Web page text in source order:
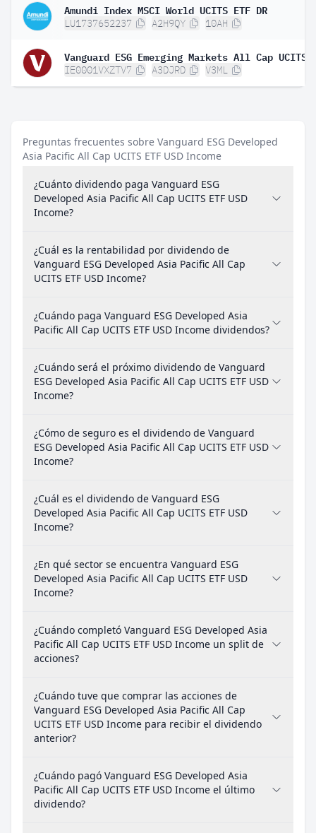
Amundi Index MSCI World UCITS ETF DR
LU1737652237 A2H9QY 10AH
IE0001VXZTV7 A3DJRD V3ML
Preguntas frecuentes sobre Vanguard ESG Developed
Asia Pacific All Cap UCITS ETF USD Income
¿Cuánto dividendo paga Vanguard ESG
Developed Asia Pacific All Cap UCITS ETF USD
Income?
¿Cuál es la rentabilidad por dividendo de
Vanguard ESG Developed Asia Pacific All Cap
UCITS ETF USD Income?
¿Cuándo paga Vanguard ESG Developed Asia
Pacific All Cap UCITS ETF USD Income dividendos?
¿Cuándo será el próximo dividendo de Vanguard
ESG Developed Asia Pacific All Cap UCITS ETF USD
Income?
¿Cómo de seguro es el dividendo de Vanguard
ESG Developed Asia Pacific All Cap UCITS ETF USD
Income?
¿Cuál es el dividendo de Vanguard ESG
Developed Asia Pacific All Cap UCITS ETF USD
Income?
¿En qué sector se encuentra Vanguard ESG
Developed Asia Pacific All Cap UCITS ETF USD
Income?
¿Cuándo completó Vanguard ESG Developed Asia
Pacific All Cap UCITS ETF USD Income un split de
acciones?
¿Cuándo tuve que comprar las acciones de
Vanguard ESG Developed Asia Pacific All Cap
UCITS ETF USD Income para recibir el dividendo
anterior?
¿Cuándo pagó Vanguard ESG Developed Asia
Pacific All Cap UCITS ETF USD Income el último
dividendo?